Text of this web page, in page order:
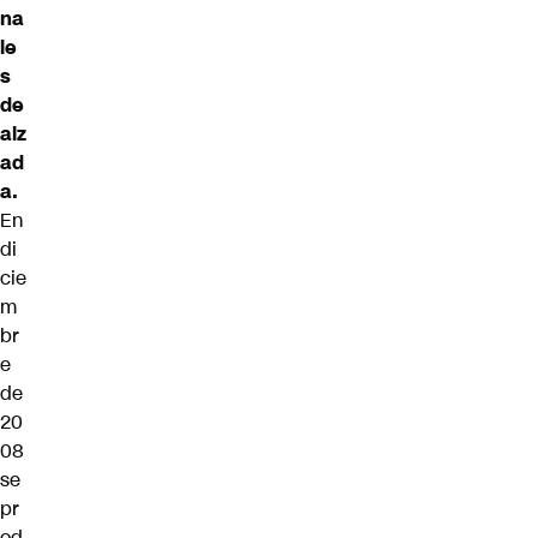
na
le
s
de
alz
ad
a.
En
di
cie
m
br
e
de
20
08
se
pr